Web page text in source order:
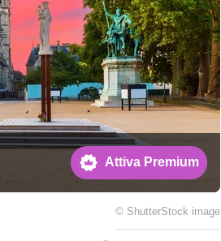
Attiva Premium
© ShutterStock image